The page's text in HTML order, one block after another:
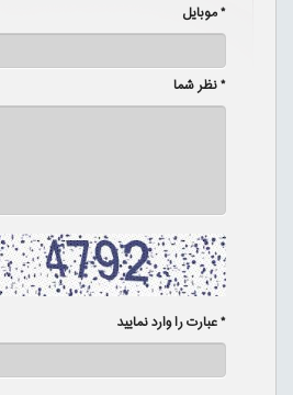
* موبایل
* نظر شما
* عبارت را وارد نمایید